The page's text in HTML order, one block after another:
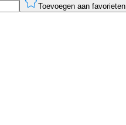
Toevoegen aan favorieten